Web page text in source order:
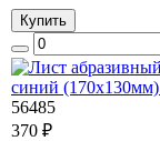
Купить
56485
370 ₽